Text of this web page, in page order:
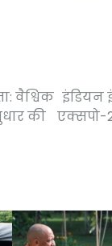
वैश्विक
की
इंडियन
एक्सपो-